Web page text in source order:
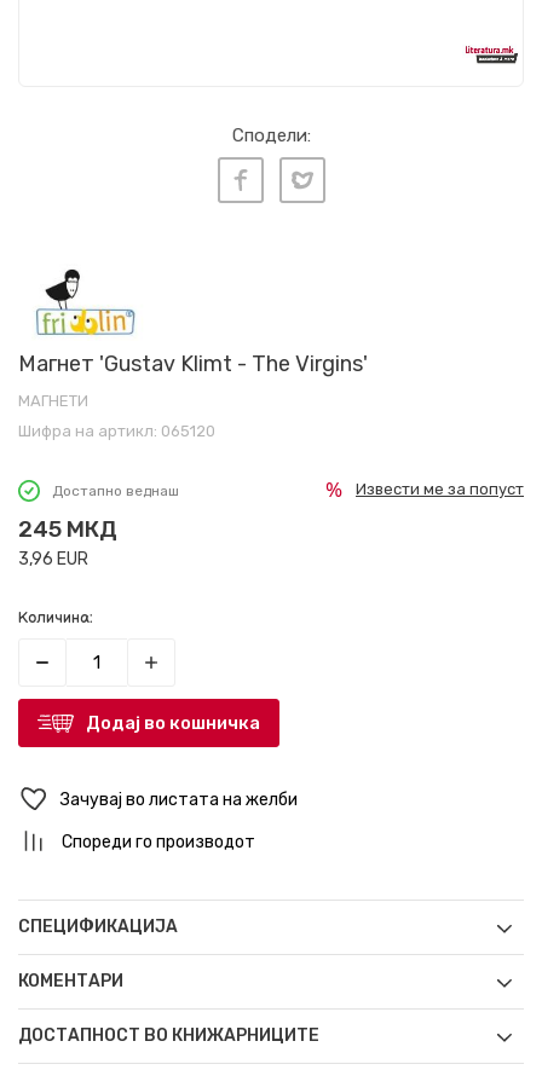
Сподели:
Магнет 'Gustav Klimt - The Virgins'
МАГНЕТИ
Шифра на артикл: 065120
Достапно веднаш
245 МКД
3,96 EUR
Извести ме за попуст
Количина:
Додај во кошничка
Зачувај во листата на желби
Спореди го производот
СПЕЦИФИКАЦИЈА
КОМЕНТАРИ
ДОСТАПНОСТ ВО КНИЖАРНИЦИТЕ